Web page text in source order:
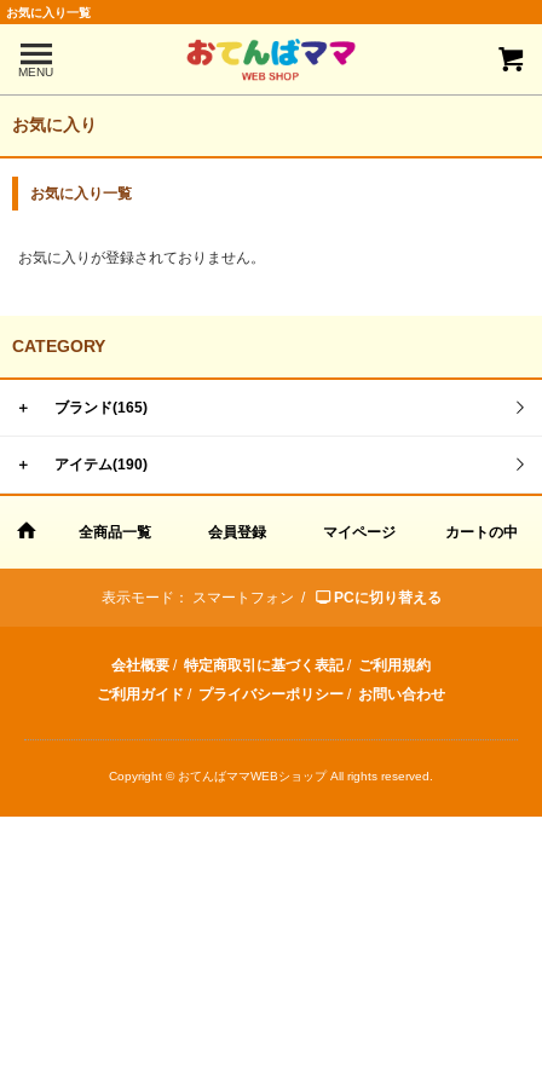
お気に入り一覧
MENU
お気に入り
お気に入り一覧
お気に入りが登録されておりません。
CATEGORY
＋ ブランド(165)
＋ アイテム(190)
全商品一覧 会員登録 マイページ カートの中
表示モード： スマートフォン / PCに切り替える
会社概要 / 特定商取引に基づく表記/ ご利用規約
ご利用ガイド / プライバシーポリシー / お問い合わせ
Copyright © おてんばママWEBショップ All rights reserved.